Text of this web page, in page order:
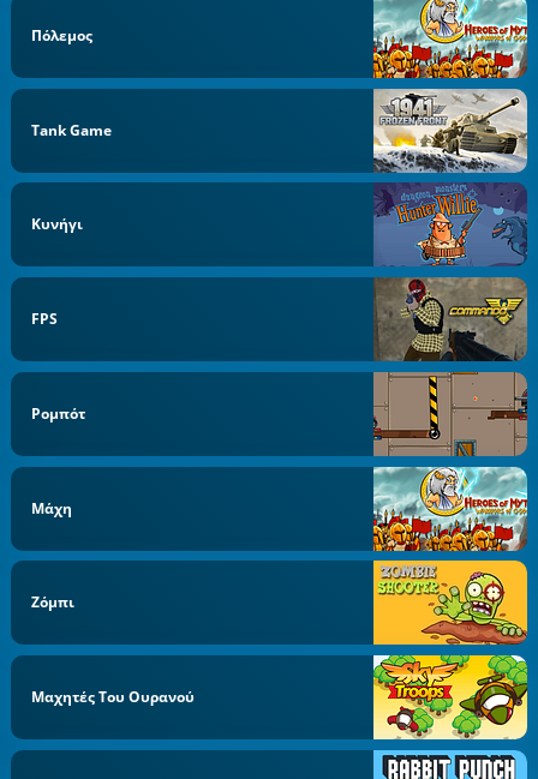
Πόλεμος
Tank Game
Κυνήγι
FPS
Ρομπότ
Μάχη
Ζόμπι
Μαχητές Του Ουρανού